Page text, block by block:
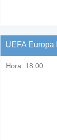
UEFA Europa
Hora: 18:00